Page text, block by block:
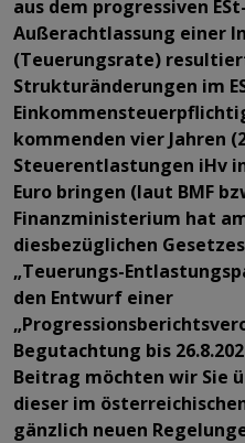
aus dem progressiven
Außerachtlassung einer
(Teuerungsrate)
Strukturänderungen im
kommenden vier Jahren
Steuerentlastungen iHv
Euro bringen (laut BMF
Finanzministerium hat
diesbezüglichen
„Teuerungs-
den Entwurf einer
Begutachtung bis
Beitrag möchten wir Sie
dieser im
gänzlich neuen